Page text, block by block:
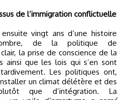
de l’immigration conflictuelle
vingt ans d’une histoire
de la politique de
la prise de conscience de la
ainsi que les lois qui s’en sont
Les politiques ont,
un climat délétère et des
que d’intégration. La